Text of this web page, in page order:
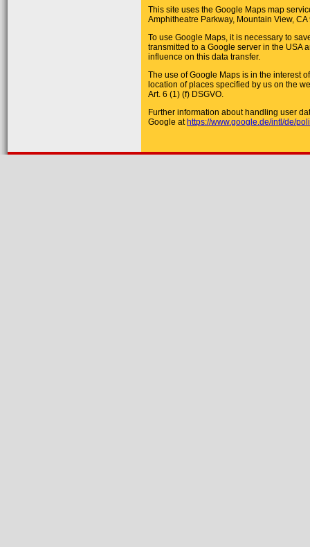
This site uses the Google Maps map
Amphitheatre Parkway, Mountain View, CA
To use Google Maps, it is necessary to
transmitted to a Google server in the USA
influence on this data transfer.
The use of Google Maps is in the interest
location of places specified by us on the
Art. 6 (1) (f) DSGVO.
Further information about handling user
Google athttps://www.google.de/intl/de/